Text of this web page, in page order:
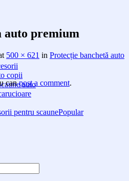
copii
auto
pentru scaune
auto premium
500 × 621 in Protecție banchetă auto
canpost a comment.